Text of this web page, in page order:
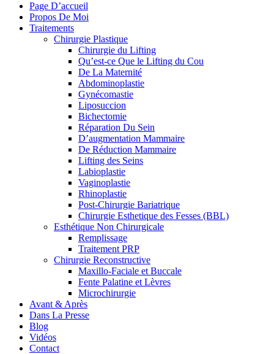
Page D’accueil
Propos De Moi
Traitements
Chirurgie Plastique
Chirurgie du Lifting
Qu’est-ce Que le Lifting du Cou
De La Maternité
Abdominoplastie
Gynécomastie
Liposuccion
Bichectomie
Réparation Du Sein
D’augmentation Mammaire
De Réduction Mammaire
Lifting des Seins
Labioplastie
Vaginoplastie
Rhinoplastie
Post-Chirurgie Bariatrique
Chirurgie Esthetique des Fesses (BBL)
Esthétique Non Chirurgicale
Remplissage
Traitement PRP
Chirurgie Reconstructive
Maxillo-Faciale et Buccale
Fente Palatine et Lèvres
Microchirurgie
Avant & Après
Dans La Presse
Blog
Vidéos
Contact